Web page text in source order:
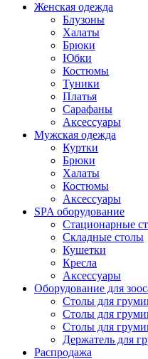
Женская одежда
Блузоны
Халаты
Брюки
Юбки
Костюмы
Туники
Платья
Сарафаны
Аксессуары
Мужская одежда
Куртки
Брюки
Халаты
Костюмы
Аксессуары
SPA оборудование
Стационарные
Складные столы
Кушетки
Кресла
Аксессуары
Оборудование для
Столы для
Столы для
Столы для
Держатель для
Распродажа